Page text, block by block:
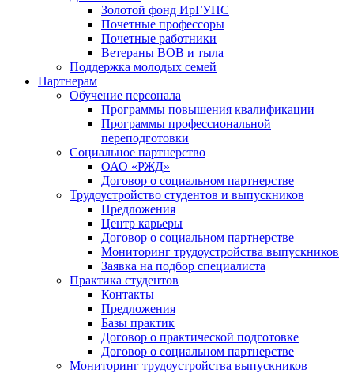
Золотой фонд ИрГУПС
Почетные профессоры
Почетные работники
Ветераны ВОВ и тыла
Поддержка молодых семей
Партнерам
Обучение персонала
Программы повышения квалификации
Программы профессиональной
переподготовки
Социальное партнерство
ОАО «РЖД»
Договор о социальном партнерстве
Трудоустройство студентов и выпускников
Предложения
Центр карьеры
Договор о социальном партнерстве
Мониторинг трудоустройства выпускников
Заявка на подбор специалиста
Практика студентов
Контакты
Предложения
Базы практик
Договор о практической подготовке
Договор о социальном партнерстве
Мониторинг трудоустройства выпускников